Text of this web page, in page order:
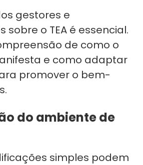
gestores e
sobre o TEA é essencial.
de como o
e como adaptar
promover o bem-
do ambiente de
simples podem